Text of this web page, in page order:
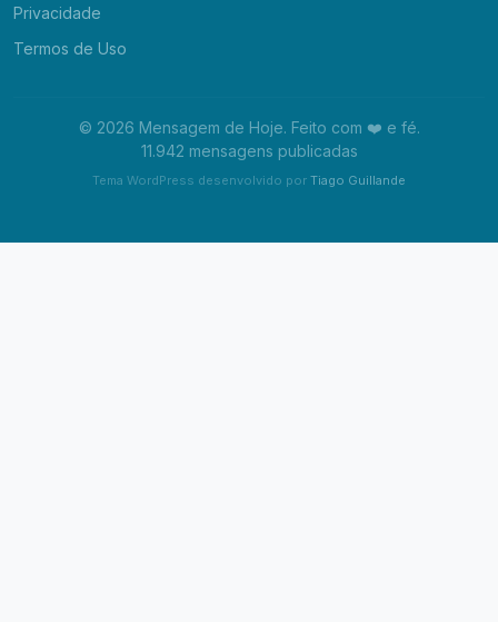
Privacidade
Termos de Uso
© 2026 Mensagem de Hoje. Feito com ❤️ e fé.
11.942 mensagens publicadas
Tema WordPress desenvolvido por Tiago Guillande